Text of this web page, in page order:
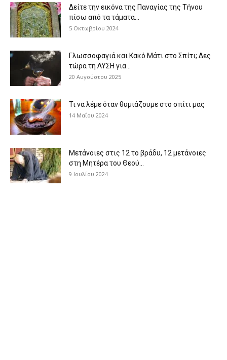
Δείτε την εικόνα της Παναγίας της Τήνου
πίσω από τα τάματα...
5 Οκτωβρίου 2024
Γλωσσοφαγιά και Κακό Μάτι στο Σπίτι; Δες
τώρα τη ΛΥΣΗ για...
20 Αυγούστου 2025
Τι να λέμε όταν θυμιάζουμε στο σπίτι μας
14 Μαΐου 2024
Μετάνοιες στις 12 το βράδυ, 12 μετάνοιες
στη Μητέρα του Θεού...
9 Ιουλίου 2024